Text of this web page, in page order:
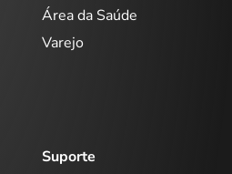
Área da Saúde
Varejo
Suporte